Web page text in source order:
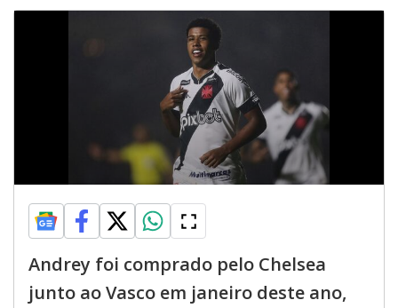
Andrey foi comprado pelo Chelsea
junto ao Vasco em janeiro deste ano,